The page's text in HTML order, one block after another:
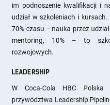
im podnoszenie kwalifikacji i
udział w szkoleniach i
70% czasu – nauka przez
mentoring, 10% – to
rozwojowych.
LEADERSHIP
W Coca-Cola HBC Polska
przywództwa Leadership